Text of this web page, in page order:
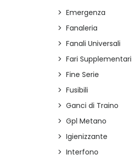
Emergenza
Fanaleria
Fanali Universali
Fari Supplementari
Fine Serie
Fusibili
Ganci di Traino
Gpl Metano
Igienizzante
Interfono